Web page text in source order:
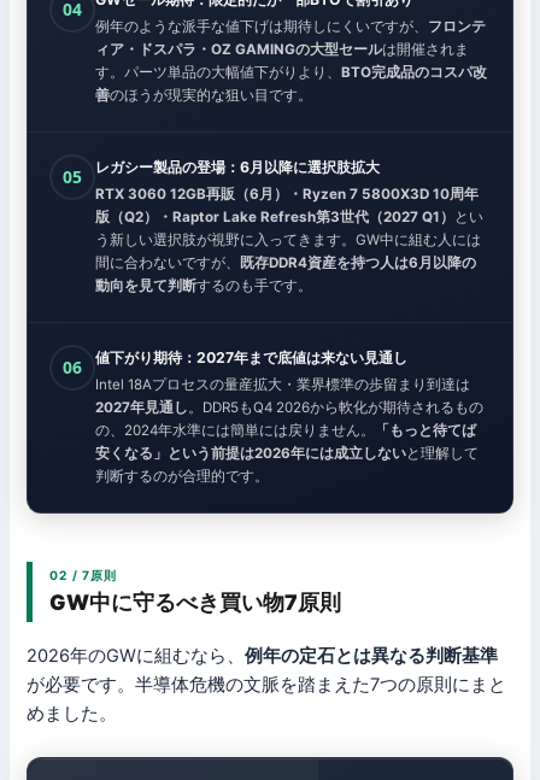
04
例年のような派手な値下げは期待しにくいですが、 フロンテ
ィア・ドスパラ・OZ GAMINGの大型セールは開催されま
す。パーツ単品の大幅値下がりより、BTO完成品のコスパ改
善のほうが現実的な狙い目です。
05 レガシー製品の登場：6月以降に選択肢拡大
RTX 3060 12GB再販（6月）・Ryzen 7 5800X3D 10周年
版（Q2）・Raptor Lake Refresh第3世代（2027 Q1）
とい
う新しい選択肢が視野に入ってきます。GW中に組む人には
間に合わないですが、
既存DDR4資産を持つ人は6月以降の
動向を見て判断するのも手です。
06 値下がり期待：2027年まで底値は来ない見通し
Intel 18Aプロセスの量産拡大・業界標準の歩留まり到達は
2027年見通し。DDR5もQ4 2026から軟化が期待されるもの
の、2024年水準には簡単には戻りません。
「もっと待てば
安くなる」という前提は2026年には成立しないと理解して
判断するのが合理的です。
02 / 7原則
GW中に守るべき買い物7原則
2026年のGWに組むなら、例年の定石とは異なる判断基準
が必要です。半導体危機の文脈を踏まえた7つの原則にまと
めました。